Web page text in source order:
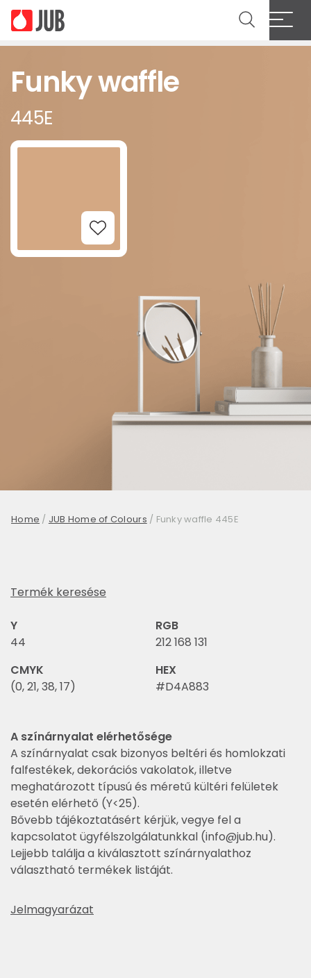
Funky waffle
445E
Add to Wishlist
Home / JUB Home of Colours / Funky waffle 445E
Termék keresése
Y
44
RGB
212 168 131
CMYK
(0, 21, 38, 17)
HEX
#D4A883
A színárnyalat elérhetősége
A színárnyalat csak bizonyos beltéri és homlokzati
falfestékek, dekorációs vakolatok, illetve
meghatározott típusú és méretű kültéri felületek
esetén elérhető (Y<25).
Bővebb tájékoztatásért kérjük, vegye fel a
kapcsolatot ügyfélszolgálatunkkal (info@jub.hu).
Lejjebb találja a kiválasztott színárnyalathoz
választható termékek listáját.
Jelmagyarázat